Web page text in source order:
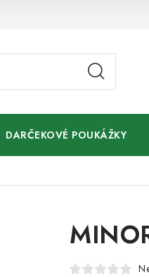
e-shopu
DARČEKOVÉ POUKÁŽKY